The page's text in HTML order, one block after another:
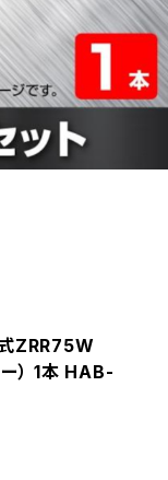
ZRR75W
） 1本 HAB-